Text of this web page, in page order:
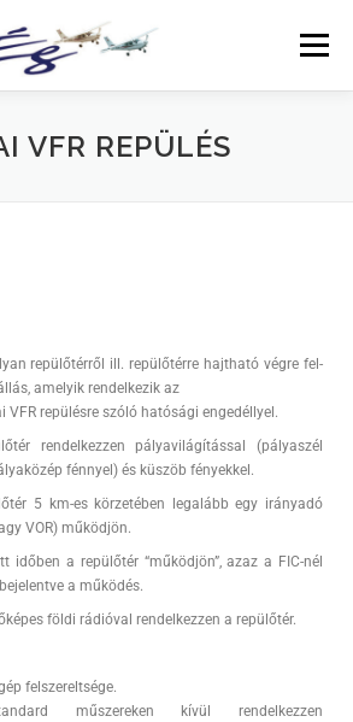
Menü
SZOLGÁLTATÁS
VFR REPÜLÉS
repülőtérről ill. repülőtérre hajtható végre fel-
amelyik rendelkezik az
VFR repülésre szóló hatósági engedéllyel.
rendelkezzen pályavilágítással (pályaszél
fénnyel) és küszöb fényekkel.
5 km-es körzetében legalább egy irányadó
VOR) működjön.
időben a repülőtér “működjön”, azaz a FIC-nél
a működés.
földi rádióval rendelkezzen a repülőtér.
felszereltsége.
műszereken kívül rendelkezzen